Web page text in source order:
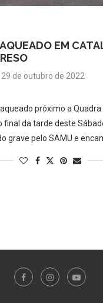
EM
29 de outubro de 2022
próximo a Quadra
final da tarde deste
grave pelo SAMU e